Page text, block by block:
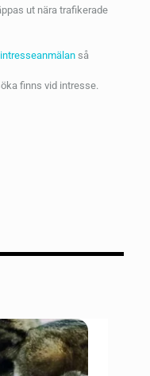
ut nära trafikerade
intresseanmälanså
finns vid intresse.